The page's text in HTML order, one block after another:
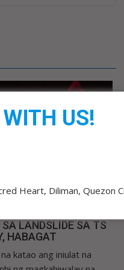
LANDSLIDE SA TS
HABAGAT
katao ang iniulat na
US!
Heart, Diliman, Quezon